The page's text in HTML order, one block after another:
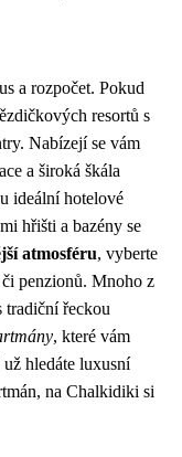
a rozpočet. Pokud
resortů s
Nabízejí se vám
a široká škála
ideální hotelové
hřišti a bazény se
atmosféru, vyberte
penzionů. Mnoho z
tradiční řeckou
, které vám
hledáte luxusní
na Chalkidiki si